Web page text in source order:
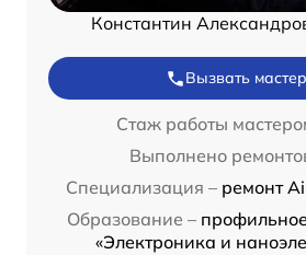
Константин
Вызвать
Стаж работы
Выполнено
Специализация – ремонт
Образование –
«Электроника и